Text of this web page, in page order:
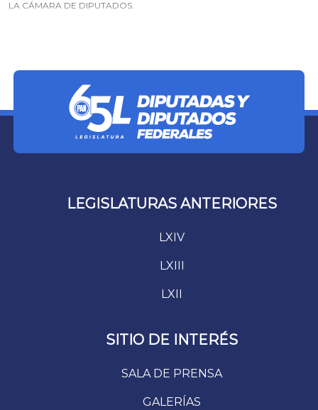
LA CÁMARA DE DIPUTADOS.
LEGISLATURAS ANTERIORES
LXIV
LXIII
LXII
SITIO DE INTERÉS
SALA DE PRENSA
GALERÍAS